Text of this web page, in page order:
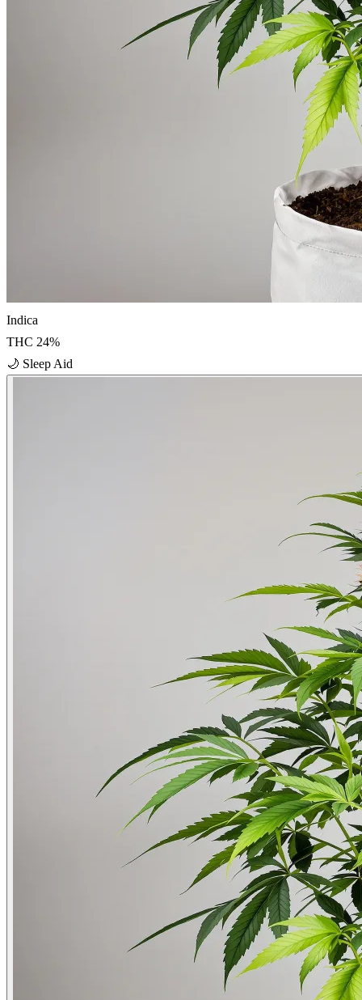
Indica
THC 24%
🌙 Sleep Aid